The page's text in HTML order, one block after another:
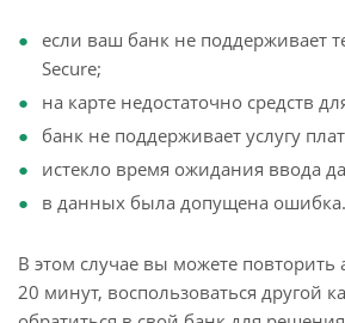
если ваш банк не поддерживает
Secure;
на карте недостаточно средств
банк не поддерживает услугу
истекло время ожидания ввода
в данных была допущена ошибка.
В этом случае вы можете повторить
20 минут, воспользоваться другой